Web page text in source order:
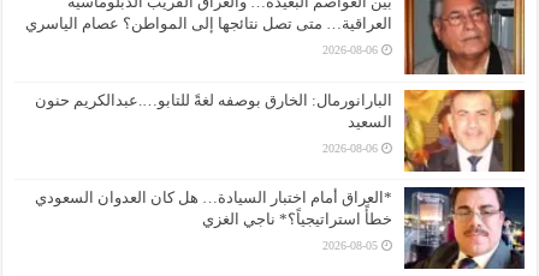
العراقية… متى تصل نتائجها إلى المواطن؟ عصام الياسري
2026-08-06
البارانورمال: الخارق بوصفه لغةً للتابو….عبدالكريم حنون
السعيد
2026-08-06
*العراق أمام اختبار السيادة… هل كان العدوان السعودي
خطأً استراتيجياً؟* ناجي الغزي
2026-08-05